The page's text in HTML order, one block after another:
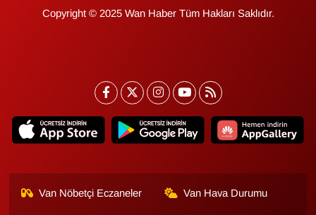
Copyright © 2025 Wan Haber Tüm Hakları Saklıdır.
Van Nöbetçi Eczaneler Van Hava Durumu